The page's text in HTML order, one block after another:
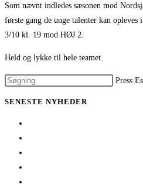
Som nævnt indledes sæsonen mod
første gang de unge talenter kan
3/10 kl. 19 mod HØJ 2.
Held og lykke til hele teamet.
Press
SENESTE NYHEDER